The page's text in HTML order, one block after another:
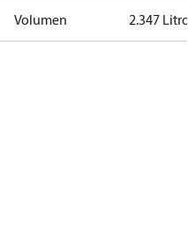
Volumen 2.347 Litro